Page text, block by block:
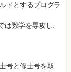
ドとするプログラ
数学を専攻し、
号と修士号を取